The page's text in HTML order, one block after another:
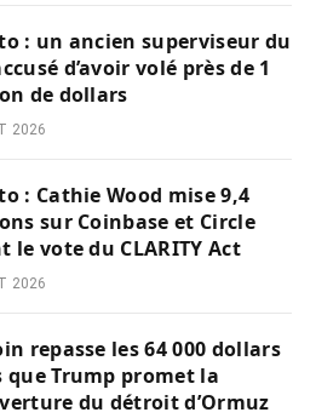
: un ancien superviseur du
d’avoir volé près de 1
de dollars
2026
: Cathie Wood mise 9,4
sur Coinbase et Circle
le vote du CLARITY Act
2026
repasse les 64 000 dollars
que Trump promet la
du détroit d’Ormuz